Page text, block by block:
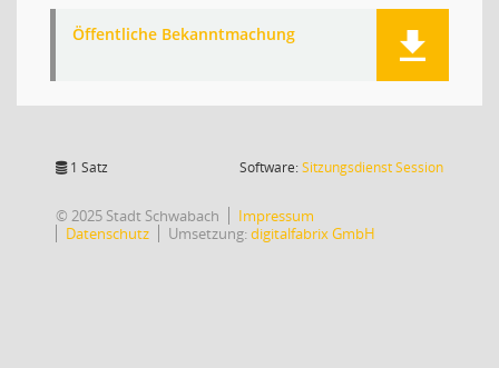
Öffentliche Bekanntmachung
1 Satz Software:SitzungsdienstSession(Wird in
© 2025 Stadt Schwabach
Impressum
Datenschutz
Umsetzung:digitalfabrix GmbH